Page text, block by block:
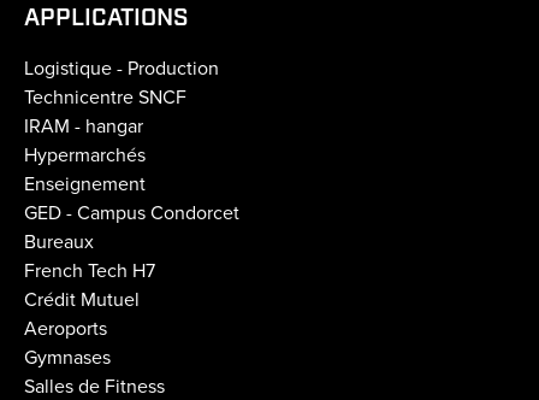
APPLICATIONS
Logistique - Production
Technicentre SNCF
IRAM - hangar
Hypermarchés
Enseignement
GED - Campus Condorcet
Bureaux
French Tech H7
Crédit Mutuel
Aeroports
Gymnases
Salles de Fitness